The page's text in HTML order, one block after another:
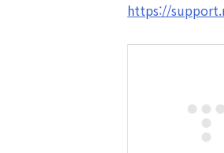
https://